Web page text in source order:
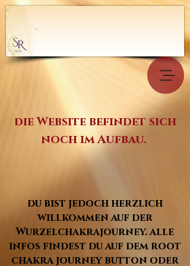
die Website befindet sich
noch im Aufbau.
du bist jedoch herzlich
willkommen auf der
Wurzelchakrajourney. alle
infos findest du auf dem root
chakra journey button oder